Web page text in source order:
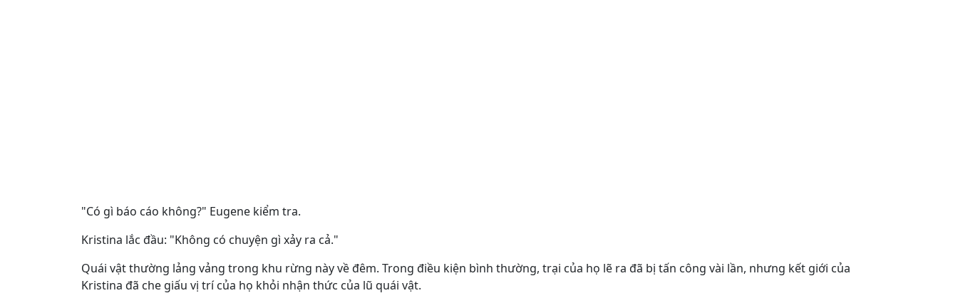
"Có gì báo cáo không?" Eugene kiểm tra.
Kristina lắc đầu: "Không có chuyện gì xảy ra cả."
Quái vật thường lảng vảng trong khu rừng này về đêm. Trong điều kiện bình thường, trại của họ lẽ ra đã bị tấn công vài lần, nhưng kết giới của
Kristina đã che giấu vị trí của họ khỏi nhận thức của lũ quái vật.